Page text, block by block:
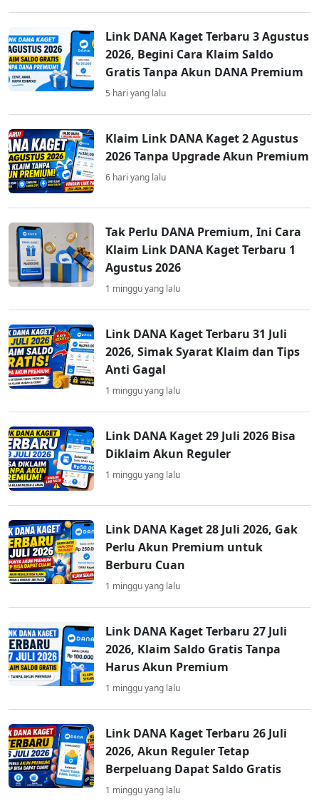
Link DANA Kaget Terbaru 3 Agustus
2026, Begini Cara Klaim Saldo
Gratis Tanpa Akun DANA Premium
5 hari yang lalu
Klaim Link DANA Kaget 2 Agustus
2026 Tanpa Upgrade Akun Premium
6 hari yang lalu
Tak Perlu DANA Premium, Ini Cara
Klaim Link DANA Kaget Terbaru 1
Agustus 2026
1 minggu yang lalu
Link DANA Kaget Terbaru 31 Juli
2026, Simak Syarat Klaim dan Tips
Anti Gagal
1 minggu yang lalu
Link DANA Kaget 29 Juli 2026 Bisa
Diklaim Akun Reguler
1 minggu yang lalu
Link DANA Kaget 28 Juli 2026, Gak
Perlu Akun Premium untuk
Berburu Cuan
1 minggu yang lalu
Link DANA Kaget Terbaru 27 Juli
2026, Klaim Saldo Gratis Tanpa
Harus Akun Premium
1 minggu yang lalu
Link DANA Kaget Terbaru 26 Juli
2026, Akun Reguler Tetap
Berpeluang Dapat Saldo Gratis
1 minggu yang lalu